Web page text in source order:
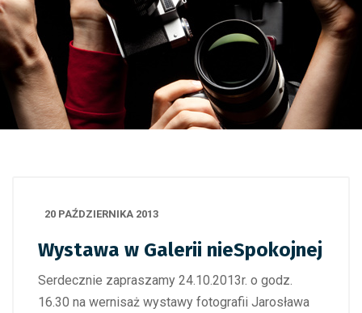
20 PAŹDZIERNIKA 2013
Wystawa w Galerii nieSpokojnej
Serdecznie zapraszamy 24.10.2013r. o godz.
16.30 na wernisaż wystawy fotografii Jarosława